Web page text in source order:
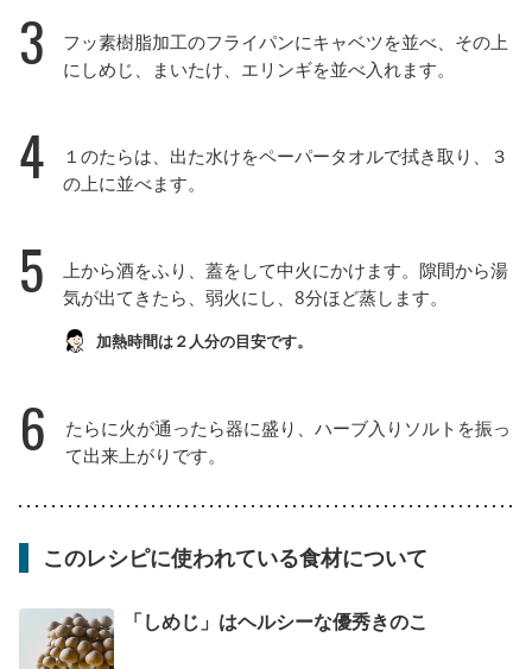
3
フッ素樹脂加工のフライパンにキャベツを並べ、その上
にしめじ、まいたけ、エリンギを並べ入れます。
4
１のたらは、出た水けをペーパータオルで拭き取り、３
の上に並べます。
5
上から酒をふり、蓋をして中火にかけます。隙間から湯
気が出てきたら、弱火にし、8分ほど蒸します。
加熱時間は２人分の目安です。
6
たらに火が通ったら器に盛り、ハーブ入りソルトを振っ
て出来上がりです。
このレシピに使われている食材について
「しめじ」はヘルシーな優秀きのこ